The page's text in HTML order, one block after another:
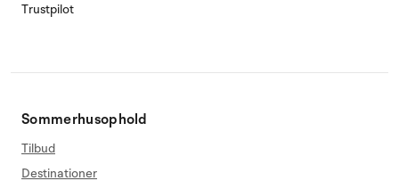
Trustpilot
Sommerhusophold
Tilbud
Destinationer